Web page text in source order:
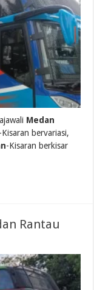
Medan
-Kisaran bervariasi,
-Kisaran berkisar
Rantau